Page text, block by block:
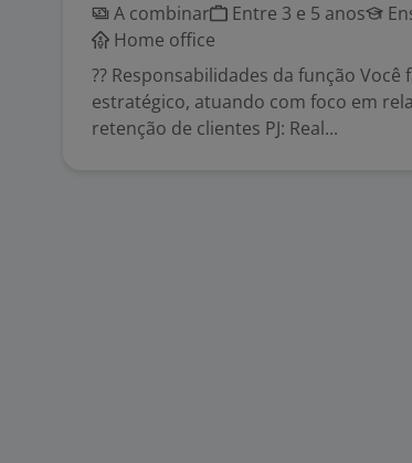
A combinar
Entre 3 e 5 anos
Home office
?? Responsabilidades da função
estratégico, atuando com foco em
retenção de clientes PJ: Real...